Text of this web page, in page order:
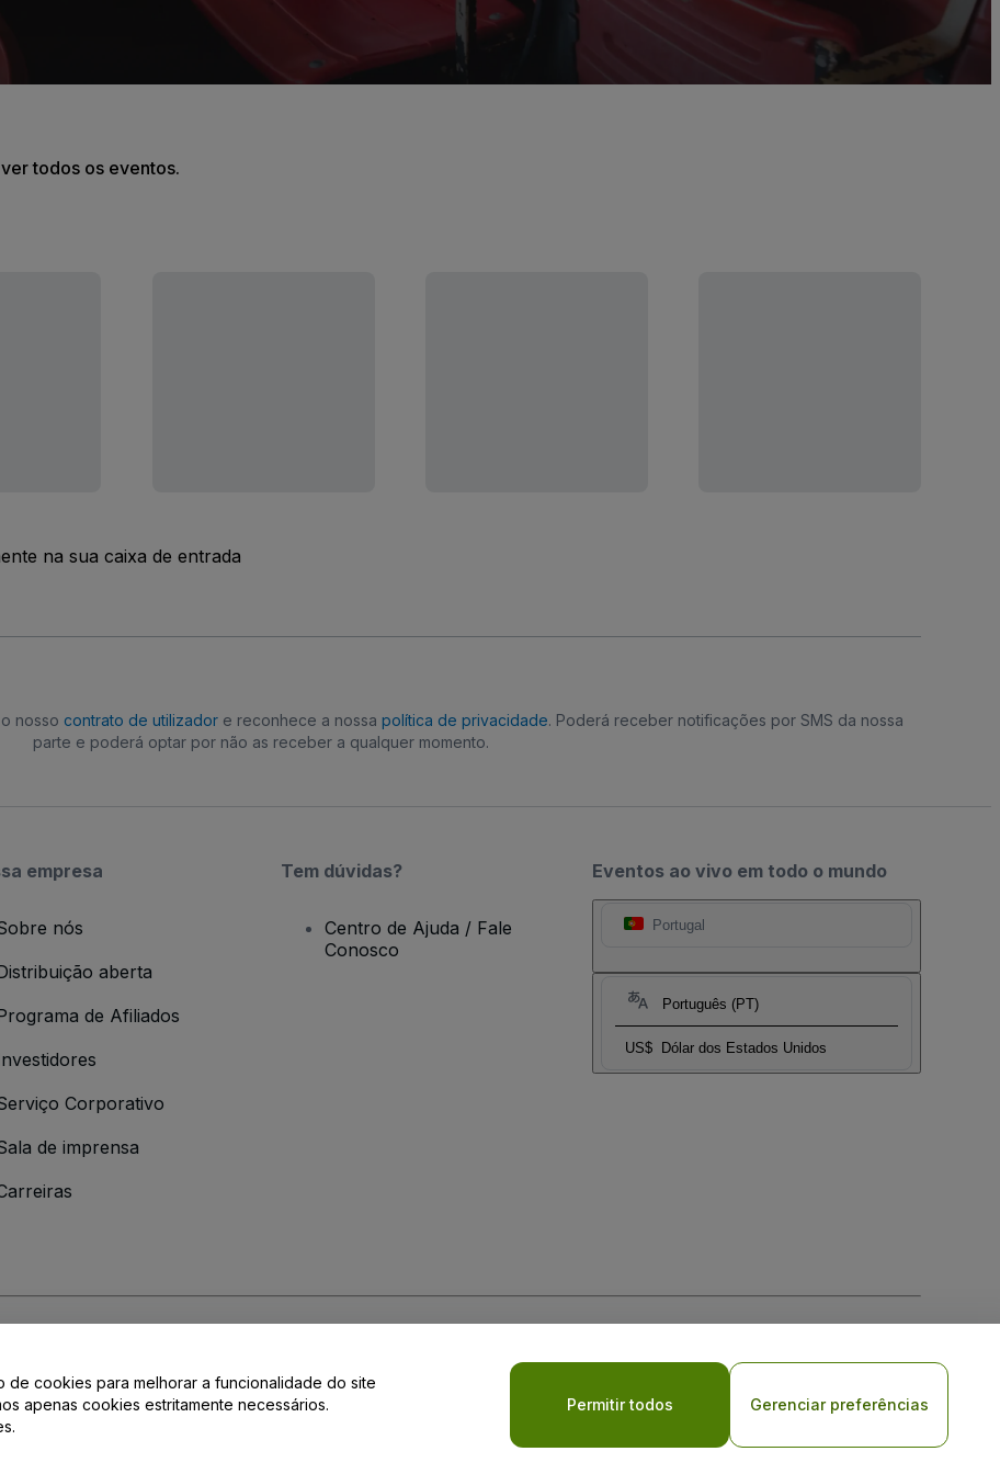
todos os eventos.
na sua caixa de entrada
nosso contrato de utilizador e reconhece a nossa política de privacidade. Poderá receber notificações por SMS da nossa
parte e poderá optar por não as receber a qualquer momento.
Eventos ao vivo em todo o mundo
Portugal
Português (PT)
US$ Dólar dos Estados Unidos
empresa
nós
aberta
de Afiliados
Corporativo
de imprensa
Tem dúvidas?
Centro de Ajuda / Fale
Conosco
de privacidade.
de cookies para melhorar a funcionalidade do site
apenas cookies estritamente necessários.
Permitir todos Gerenciar preferências